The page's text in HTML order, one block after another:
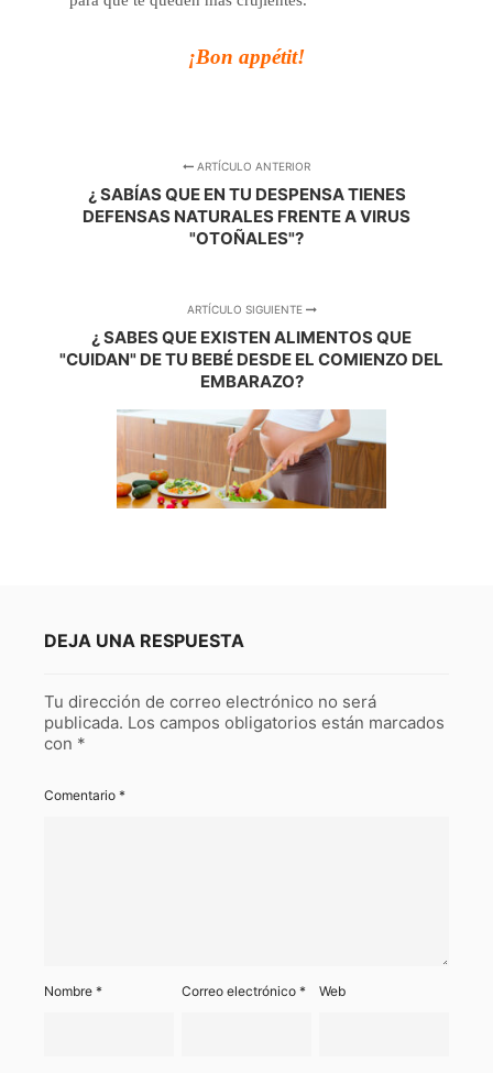
¡Bon appétit!
ARTÍCULO ANTERIOR
¿ SABÍAS QUE EN TU DESPENSA TIENES
DEFENSAS NATURALES FRENTE A VIRUS
"OTOÑALES"?
ARTÍCULO SIGUIENTE
¿ SABES QUE EXISTEN ALIMENTOS QUE
"CUIDAN" DE TU BEBÉ DESDE EL COMIENZO DEL
EMBARAZO?
DEJA UNA RESPUESTA
Tu dirección de correo electrónico no será
publicada. Los campos obligatorios están marcados
con *
Comentario *
Nombre * Correo electrónico* Web